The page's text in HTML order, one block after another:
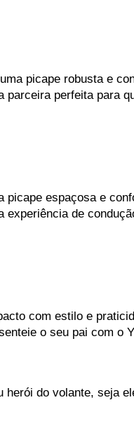
picape robusta e
perfeita para
espaçosa e
de
com estilo e
o seu pai com o
do volante, seja